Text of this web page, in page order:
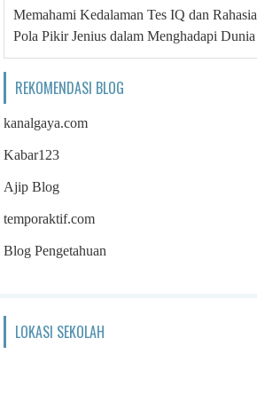
Memahami Kedalaman Tes IQ dan Rahasia
Pola Pikir Jenius dalam Menghadapi Dunia
REKOMENDASI BLOG
kanalgaya.com
Kabar123
Ajip Blog
temporaktif.com
Blog Pengetahuan
LOKASI SEKOLAH